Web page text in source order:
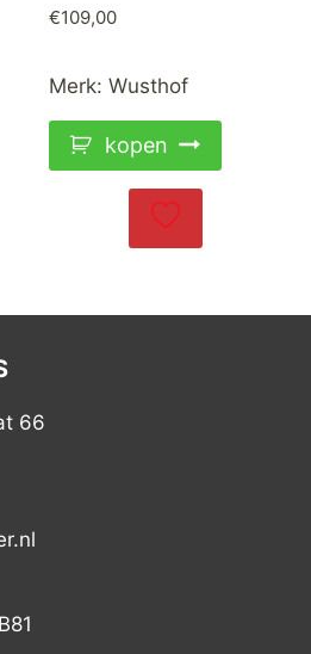
€109,00
Merk: Wusthof
kopen
66